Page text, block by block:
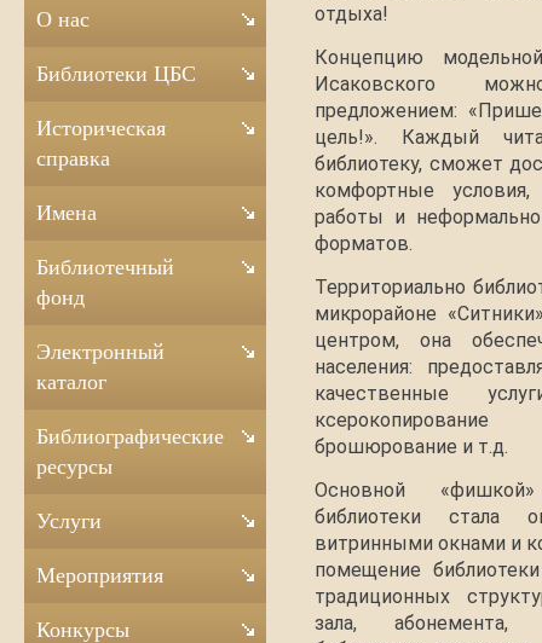
отдыха!
Концепцию
Исаковского
предложением:
цель!». Каждый
библиотеку, сможет
комфортные
работы и
форматов.
Территориально
микрорайоне
центром, она
населения:
качественные
ксерокопирование
брошюрование и т.д.
Основной «фишкой»
библиотеки стала
витринными окнами и
помещение
традиционных
зала, абонемента,
О нас
Библиотеки ЦБС
Историческая
справка
Имена
Библиотечный
фонд
Электронный
каталог
Библиографические
ресурсы
Услуги
Мероприятия
Конкурсы